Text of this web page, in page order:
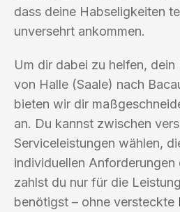
dass deine Habseligkeiten
unversehrt ankommen.
Um dir dabei zu helfen,
von Halle (Saale) nach
bieten wir dir
an. Du kannst zwischen
Serviceleistungen wählen,
individuellen Anforderungen
zahlst du nur für die
benötigst – ohne versteckte